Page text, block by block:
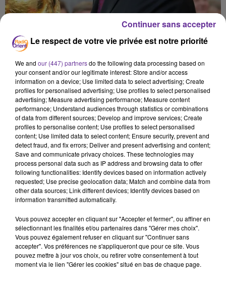
sport Russie
28 février 2022 - 12 min 48 sec
RADIO ORIENT SPORT
LB
Radio Orient sport
La Russie risque d’être exclue de plusieurs fédérations
sportives et dans plusieurs disciplines suite à l’invasion
de l’Ukraine , les détails dans notre éditions sportive
Le respect de votre vie privée est notre priorité
We and our (447) partnersdo the following data processing based on
your consent and/or our legitimate interest: Store and/or access
information on a device; Use limited data to select advertising; Create
profiles for personalised advertising; Use profiles to select personalised
advertising; Measure advertising performance; Measure content
performance; Understand audiences through statistics or combinations
of data from different sources; Develop and improve services; Create
profiles to personalise content; Use profiles to select personalised
content; Use limited data to select content; Ensure security, prevent and
detect fraud, and fix errors; Deliver and present advertising and content;
Save and communicate privacy choices. These technologies may
process personal data such as IP address and browsing data to offer
following functionalities: Identify devices based on information actively
requested; Use precise geolocation data; Match and combine data from
other data sources; Link different devices; Identify devices based on
information transmitted automatically.
Vous pouvez accepter en cliquant sur "Accepter et fermer", ou affiner en
sélectionnant les finalités et/ou partenaires dans "Gérer mes choix".
Vous pouvez également refuser en cliquant sur "Continuer sans
accepter". Vos préférences ne s'appliqueront que pour ce site. Vous
pouvez mettre à jour vos choix, ou retirer votre consentement à tout
moment via le lien "Gérer les cookies" situé en bas de chaque page.
Continuer sans accepter